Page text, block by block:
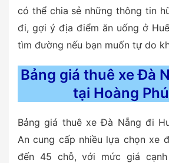
có thể chia sẻ những thông tin
đi, gợi ý địa điểm ăn uống ở
tìm đường nếu bạn muốn tự do
Bảng giá thuê xe Đà
tại Hoàng
Bảng giá thuê xe Đà Nẵng đi
An cung cấp nhiều lựa chọn xe
đến 45 chỗ, với mức giá